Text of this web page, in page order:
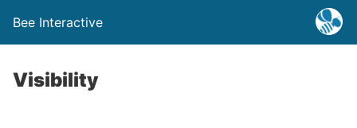
Bee Interactive
Visibility